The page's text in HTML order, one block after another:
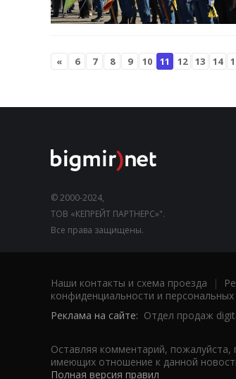
« 6 7 8 9 10 11 12 13 14
© 2000-2024,
ТОВ «КЕПРЕЙТ ПАРТНЕРС»".
Все права защищены.
Наши контакты и схема проезда |
конфиденциальности и
Реклама на сайте: Отдел продаж
Оставляя комментарий,
имеющих отношение к данной
Полная версия правил